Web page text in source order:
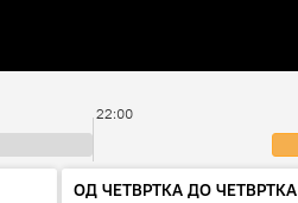
22:00
ОД ЧЕТВРТКА ДО ЧЕТВРТКА